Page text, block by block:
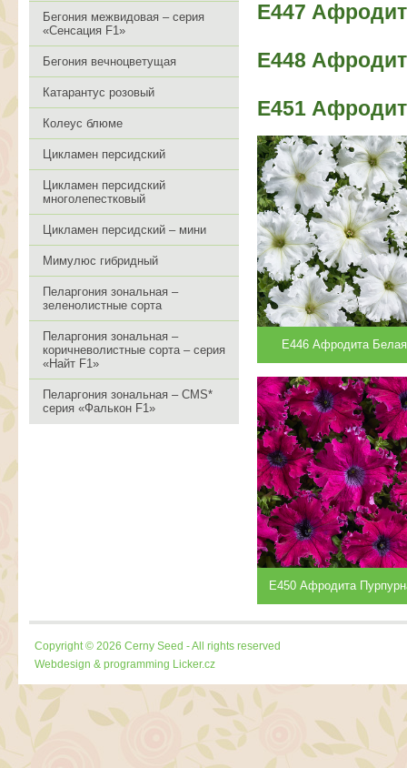
Бегония межвидовая – серия
«Сенсация F1»
Бегония вечноцветущая
Катарантус розовый
Колеус блюме
Цикламен персидский
Цикламен персидский
многолепестковый
Цикламен персидский – мини
Мимулюс гибридный
Пеларгония зональная –
зеленолистные сорта
Пеларгония зональная –
коричневолистные сорта – серия
«Найт F1»
Пеларгония зональная – CMS*
серия «Фалькон F1»
Е447
Е448
Е451
Е446 Афродита
Е450 Афродита
Copyright © 2026 Cerny Seed - All rights reserved
Webdesign & programming Licker.cz